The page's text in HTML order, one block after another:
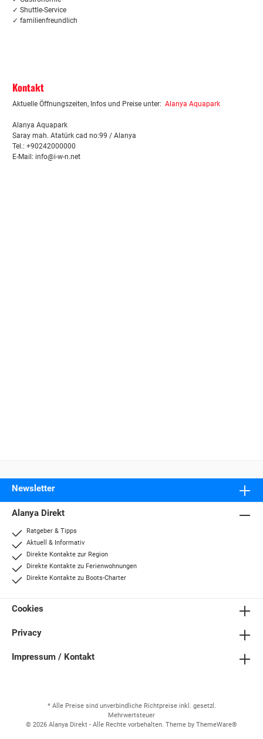
✓ Shuttle-Service
✓ familienfreundlich
Kontakt
Aktuelle Öffnungszeiten, Infos und Preise unter: Alanya Aquapark
Alanya Aquapark
Saray mah. Atatürk cad no:99 / Alanya
Tel.: +90242000000
E-Mail: info@i-w-n.net
Newsletter
Alanya Direkt
Ratgeber & Tipps
Aktuell & Informativ
Direkte Kontakte zur Region
Direkte Kontakte zu Ferienwohnungen
Direkte Kontakte zu Boots-Charter
Cookies
Privacy
Impressum / Kontakt
* Alle Preise sind unverbindliche Richtpreise inkl. gesetzl.
Mehrwertsteuer
© 2026 Alanya Direkt - Alle Rechte vorbehalten. Theme by ThemeWare®